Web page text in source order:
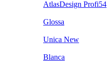
AtlasDesign Profi54
Glossa
Unica New
Blanca